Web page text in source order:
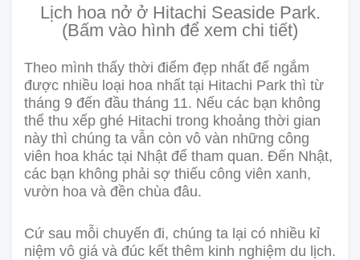
Lịch hoa nở ở Hitachi Seaside Park.
(Bấm vào hình để xem chi tiết)
Theo mình thấy thời điểm đẹp nhất để ngắm
được nhiều loại hoa nhất tại Hitachi Park thì từ
tháng 9 đến đầu tháng 11. Nếu các bạn không
thể thu xếp ghé Hitachi trong khoảng thời gian
này thì chúng ta vẫn còn vô vàn những công
viên hoa khác tại Nhật để tham quan. Đến Nhật,
các bạn không phải sợ thiếu công viên xanh,
vườn hoa và đền chùa đâu.
Cứ sau mỗi chuyến đi, chúng ta lại có nhiều kỉ
niệm vô giá và đúc kết thêm kinh nghiệm du lịch.